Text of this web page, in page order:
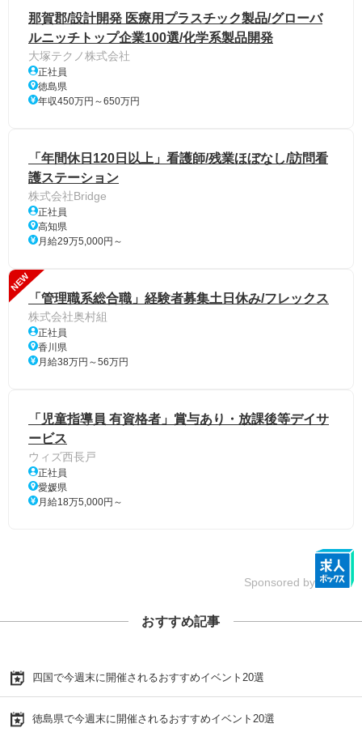
那賀郡/設計開発 医療用プラスチック製品/グローバ
ルニッチトップ企業100選/化学系製品開発
大塚テクノ株式会社
正社員
徳島県
年収450万円～650万円
「年間休日120日以上」看護師/残業ほぼなし/訪問看
護ステーション
株式会社Bridge
正社員
高知県
月給29万5,000円～
NEW
「管理職系総合職」経験者募集土日休み/フレックス
株式会社奥村組
正社員
香川県
月給38万円～56万円
「児童指導員 有資格者」賞与あり・放課後等デイサ
ービス
ウィズ西長戸
正社員
愛媛県
月給18万5,000円～
Sponsored by
おすすめ記事
四国で今週末に開催されるおすすめイベント20選
徳島県で今週末に開催されるおすすめイベント20選